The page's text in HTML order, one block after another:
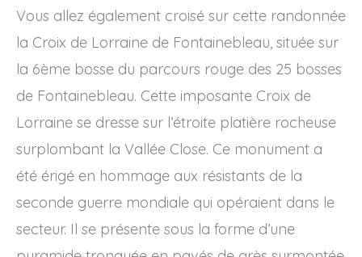
Vous allez également croisé sur cette randonnée
la Croix de Lorraine de Fontainebleau, située sur
la 6ème bosse du parcours rouge des 25 bosses
de Fontainebleau. Cette imposante Croix de
Lorraine se dresse sur l’étroite platière rocheuse
surplombant la Vallée Close. Ce monument a
été érigé en hommage aux résistants de la
seconde guerre mondiale qui opéraient dans le
secteur. Il se présente sous la forme d’une